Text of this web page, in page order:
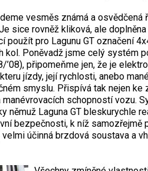
vesměs známá a osvědčená
sice rovněž kliková, ale
použít pro Lagunu GT označení
kol. Poněvadž jsme celý systém
’08), připomeňme jen, že je
jízdy, její rychlosti, anebo
smyslu. Přispívá tak nejen
schopností vozu.
němuž Laguna GT bleskurychle
bezpečnosti, k níž samozřejmě
účinná brzdová soustava a